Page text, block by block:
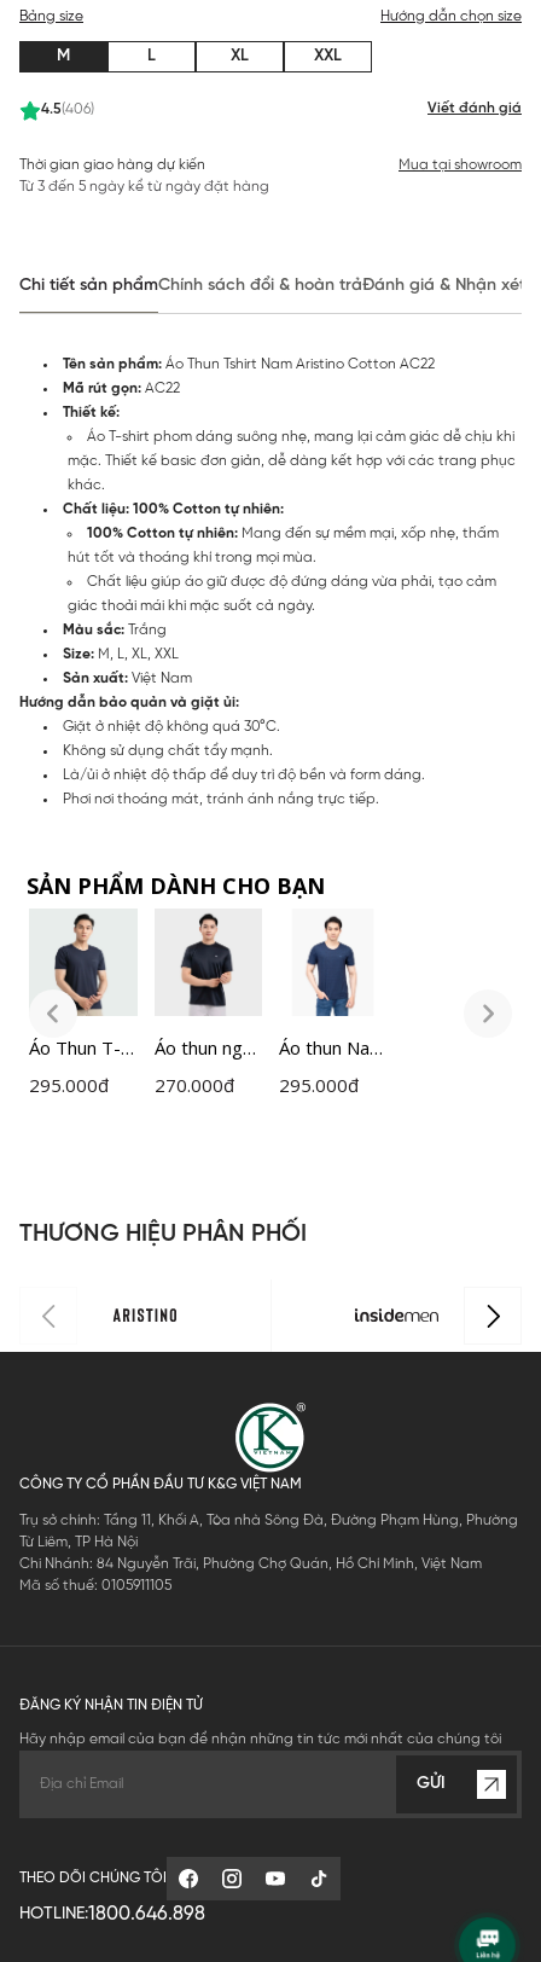
4.5(406) Viết đánh giá
Bảng size Hướng dẫn chọn size
M L XL XXL
Thời gian giao hàng dự kiến
Từ 3 đến 5 ngày kể từ ngày đặt hàng
Mua tại showroom
Chi tiết sản phẩmChính sách đổi & hoàn trảĐánh giá & Nhận xét
Tên sản phẩm: Áo Thun Tshirt Nam Aristino Cotton AC22
Mã rút gọn: AC22
Thiết kế:
Áo T-shirt phom dáng suông nhẹ, mang lại cảm giác dễ chịu khi
mặc. Thiết kế basic đơn giản, dễ dàng kết hợp với các trang phục
khác.
Chất liệu: 100% Cotton tự nhiên:
100% Cotton tự nhiên: Mang đến sự mềm mại, xốp nhẹ, thấm
hút tốt và thoáng khí trong mọi mùa.
Chất liệu giúp áo giữ được độ đứng dáng vừa phải, tạo cảm
giác thoải mái khi mặc suốt cả ngày.
Màu sắc: Trắng
Size: M, L, XL, XXL
Sản xuất: Việt Nam
Hướng dẫn bảo quản và giặt ủi:
Giặt ở nhiệt độ không quá 30°C.
Không sử dụng chất tẩy mạnh.
Là/ủi ở nhiệt độ thấp để duy trì độ bền và form dáng.
Phơi nơi thoáng mát, tránh ánh nắng trực tiếp.
SẢN PHẨM DÀNH CHO BẠN
Áo Thun T-
shirt Nam
295.000đ
Áo thun ngắn
tay nam
270.000đ
Áo thun Nam
Insidemen
295.000đ
THƯƠNG HIỆU PHÂN PHỐI
CÔNG TY CỔ PHẦN ĐẦU TƯ K&G VIỆT NAM
Trụ sở chính: Tầng 11, Khối A, Tòa nhà Sông Đà, Đường Phạm Hùng, Phường
Từ Liêm, TP Hà Nội
Chi Nhánh: 84 Nguyễn Trãi, Phường Chợ Quán, Hồ Chí Minh, Việt Nam
Mã số thuế: 0105911105
ĐĂNG KÝ NHẬN TIN ĐIỆN TỬ
Hãy nhập email của bạn để nhận những tin tức mới nhất của chúng tôi
GỬI
THEO DÕI CHÚNG TÔI
HOTLINE:1800.646.898